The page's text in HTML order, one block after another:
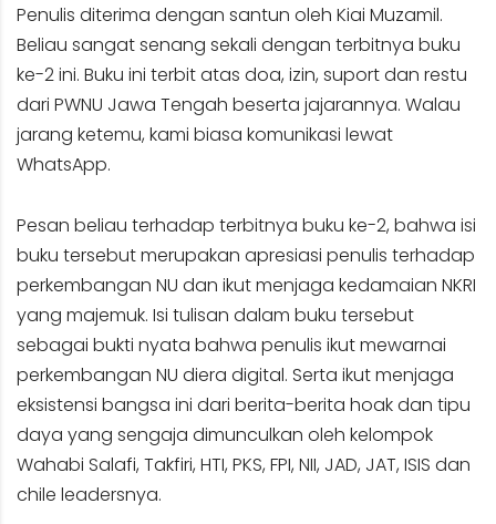
Penulis diterima dengan santun oleh Kiai Muzamil.
Beliau sangat senang sekali dengan terbitnya buku
ke-2 ini. Buku ini terbit atas doa, izin, suport dan restu
dari PWNU Jawa Tengah beserta jajarannya. Walau
jarang ketemu, kami biasa komunikasi lewat
WhatsApp.
Pesan beliau terhadap terbitnya buku ke-2, bahwa isi
buku tersebut merupakan apresiasi penulis terhadap
perkembangan NU dan ikut menjaga kedamaian NKRI
yang majemuk. Isi tulisan dalam buku tersebut
sebagai bukti nyata bahwa penulis ikut mewarnai
perkembangan NU diera digital. Serta ikut menjaga
eksistensi bangsa ini dari berita-berita hoak dan tipu
daya yang sengaja dimunculkan oleh kelompok
Wahabi Salafi, Takfiri, HTI, PKS, FPI, NII, JAD, JAT, ISIS dan
chile leadersnya.